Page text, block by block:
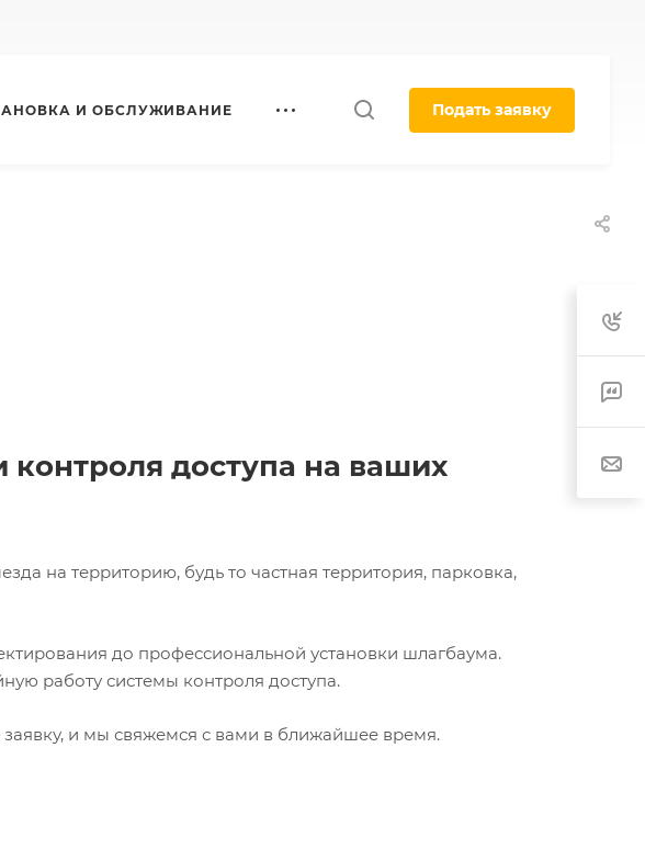
И ОБСЛУЖИВАНИЕ Подать заявку
доступа на ваших
на территорию, будь то частная территория, парковка,
до профессиональной установки шлагбаума.
работу системы контроля доступа.
и мы свяжемся с вами в ближайшее время.